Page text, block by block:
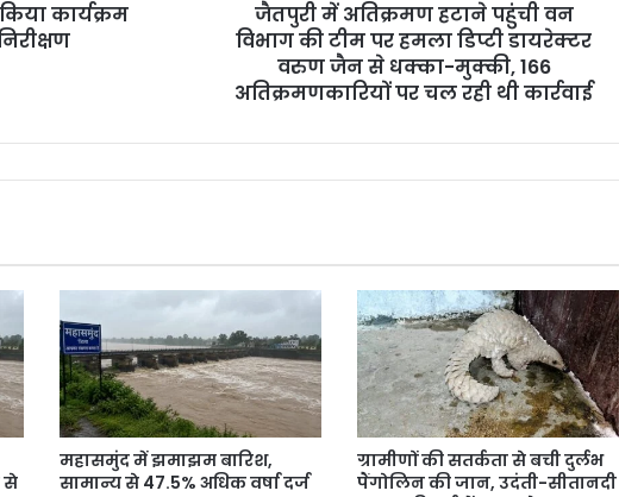
कार्यक्रम
जैतपुरी में अतिक्रमण हटाने पहुंची वन
विभाग की टीम पर हमला डिप्टी डायरेक्टर
वरुण जैन से धक्का-मुक्की, 166
अतिक्रमणकारियों पर चल रही थी कार्रवाई
से
महासमुंद में झमाझम बारिश,
सामान्य से 47.5% अधिक वर्षा दर्ज
ग्रामीणों की सतर्कता से बची दुर्लभ
पैंगोलिन की जान, उदंती-सीतानदी